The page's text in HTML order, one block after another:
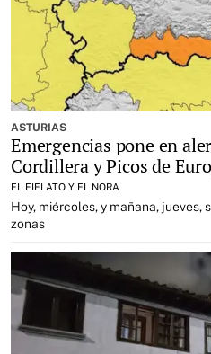
ASTURIAS
Emergencias pone en
Cordillera y Picos de
EL FIELATO Y EL NORA
Hoy, miércoles, y mañana, jueves,
zonas